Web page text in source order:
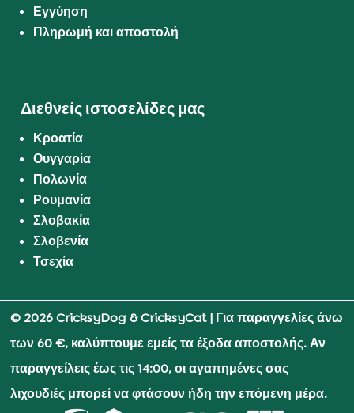
Εγγύηση
Πληρωμή και αποστολή
Διεθνείς ιστοσελίδες μας
Κροατία
Ουγγαρία
Πολωνία
Ρουμανία
Σλοβακία
Σλοβενία
Τσεχία
© 2026 CricksyDog & CricksyCat| Για παραγγελίες άνω
των 60 €, καλύπτουμε εμείς τα έξοδα αποστολής. Αν
παραγγείλεις έως τις 14:00, οι αγαπημένες σας
λιχουδιές μπορεί να φτάσουν ήδη την επόμενη μέρα.